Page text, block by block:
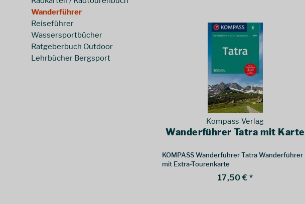
hikeline
Kompass-Verlag
Naturzeit(1)
Trescher-Verlag(4)
Wanderführer
Reiseführer
Wassersportbücher
Ratgeberbuch Outdoor
Lehrbücher Bergsport
Kompass-Verlag
Wanderführer Tatra mit Karte
KOMPASS Wanderführer Tatra Wanderführer
mit Extra-Tourenkarte
17,50 € *